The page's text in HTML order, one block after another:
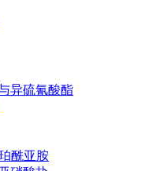
异硫氰酸酯
酰亚胺